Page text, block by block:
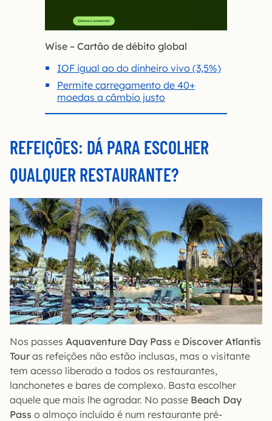
Wise – Cartão de débito global
IOF igual ao do dinheiro vivo (3,5%)
Permite carregamento de 40+
moedas a câmbio justo
REFEIÇÕES: DÁ PARA ESCOLHER
QUALQUER RESTAURANTE?
Nos passes Aquaventure Day Pass e Discover Atlantis
Tour as refeições não estão inclusas, mas o visitante
tem acesso liberado a todos os restaurantes,
lanchonetes e bares de complexo. Basta escolher
aquele que mais lhe agradar. No passe Beach Day
Pass o almoço incluído é num restaurante pré-